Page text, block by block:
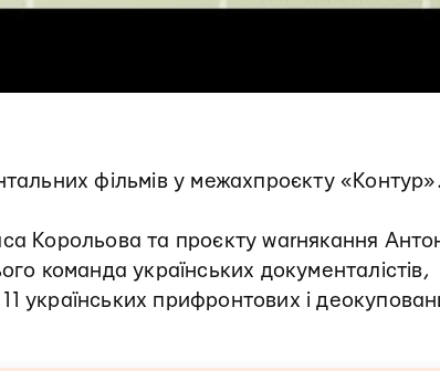
фільмів у межахпроєкту
Корольова та проєкту warнякання
команда українських документалістів,
11 українських прифронтових і